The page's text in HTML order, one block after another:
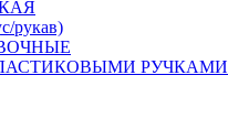
РУЧКАМИ